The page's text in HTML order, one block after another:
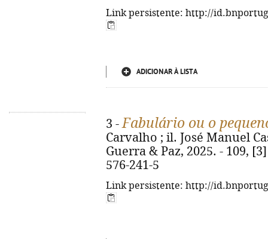
Link persistente: http://
ADICIONAR À LISTA
3 -Fabulário ou o
Carvalho ; il. José Manuel
Guerra & Paz, 2025. - 109,
576-241-5
Link persistente: http://